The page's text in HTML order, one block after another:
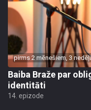
pirms 2 mēnešiem, 3
Baiba Braže par
identitāti
14. epizode